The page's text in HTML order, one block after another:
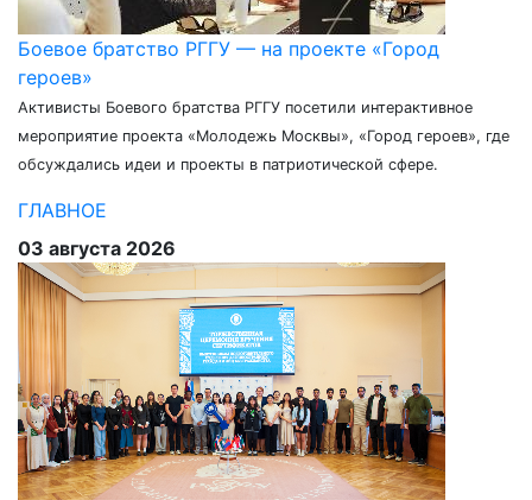
Боевое братство РГГУ — на проекте «Город
героев»
Активисты Боевого братства РГГУ посетили интерактивное
мероприятие проекта «Молодежь Москвы», «Город героев», где
обсуждались идеи и проекты в патриотической сфере.
ГЛАВНОЕ
03 августа 2026